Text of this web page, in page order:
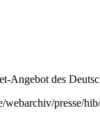
Angebot des
webarchiv/presse/